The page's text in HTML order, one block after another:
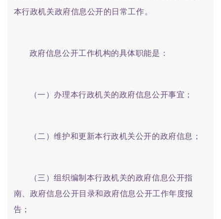
本行政机关政府信息公开的日常工作。
政府信息公开工作机构的具体职能是：
（一）办理本行政机关的政府信息公开事宜；
（二）维护和更新本行政机关公开的政府信息；
（三）组织编制本行政机关的政府信息公开指
南、政府信息公开目录和政府信息公开工作年度报
告；